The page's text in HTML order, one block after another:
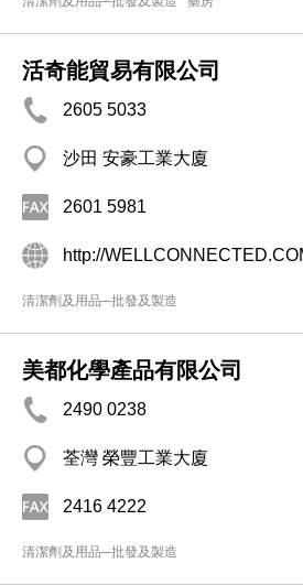
活奇能貿易有限公司
2605 5033
沙田 安豪工業大廈
2601 5981
http://
清潔劑及用品─批發及製造
美都化學產品有限公司
2490 0238
荃灣 榮豐工業大廈
2416 4222
清潔劑及用品─批發及製造